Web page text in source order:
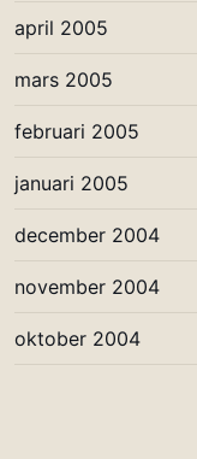
april 2005
mars 2005
februari 2005
januari 2005
december 2004
november 2004
oktober 2004